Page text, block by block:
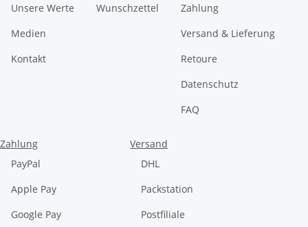
Unsere Werte
Medien
Kontakt
Wunschzettel
Zahlung
Versand & Lieferung
Retoure
Datenschutz
FAQ
Zahlung
PayPal
Apple Pay
Google Pay
Versand
DHL
Packstation
Postfiliale